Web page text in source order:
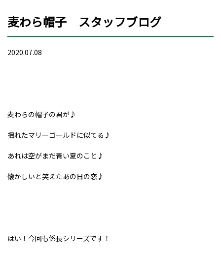
麦わら帽子 スタッフブログ
2020.07.08
麦わらの帽子の君が♪
揺れたマリーゴールドに似てる♪
あれは空がまだ青い夏のこと♪
懐かしいと笑えたあの日の恋♪
はい！今回も係長シリーズです！